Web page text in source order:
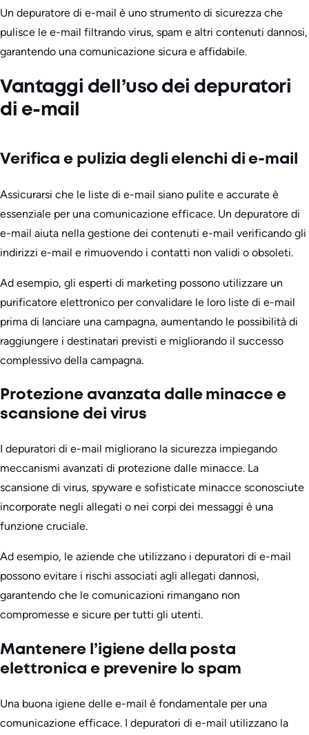
Un depuratore di e-mail è uno strumento di sicurezza che
pulisce le e-mail filtrando virus, spam e altri contenuti dannosi,
garantendo una comunicazione sicura e affidabile.
Vantaggi dell’uso dei depuratori
di e-mail
Verifica e pulizia degli elenchi di e-mail
Assicurarsi che le liste di e-mail siano pulite e accurate è
essenziale per una comunicazione efficace. Un depuratore di
e-mail aiuta nella gestione dei contenuti e-mail verificando gli
indirizzi e-mail e rimuovendo i contatti non validi o obsoleti.
Ad esempio, gli esperti di marketing possono utilizzare un
purificatore elettronico per convalidare le loro liste di e-mail
prima di lanciare una campagna, aumentando le possibilità di
raggiungere i destinatari previsti e migliorando il successo
complessivo della campagna.
Protezione avanzata dalle minacce e
scansione dei virus
I depuratori di e-mail migliorano la sicurezza impiegando
meccanismi avanzati di protezione dalle minacce. La
scansione di virus, spyware e sofisticate minacce sconosciute
incorporate negli allegati o nei corpi dei messaggi è una
funzione cruciale.
Ad esempio, le aziende che utilizzano i depuratori di e-mail
possono evitare i rischi associati agli allegati dannosi,
garantendo che le comunicazioni rimangano non
compromesse e sicure per tutti gli utenti.
Mantenere l’igiene della posta
elettronica e prevenire lo spam
Una buona igiene delle e-mail è fondamentale per una
comunicazione efficace. I depuratori di e-mail utilizzano la